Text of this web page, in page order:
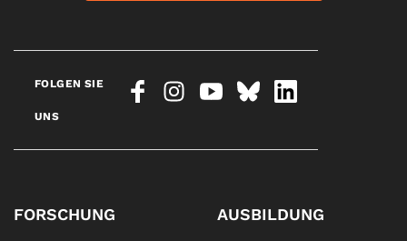
FOLGEN SIE
UNS
FORSCHUNG AUSBILDUNG